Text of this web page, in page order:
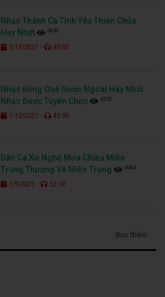
Nhạc Thánh Ca Tình Yêu Thiên Chúa
Hay Nhất
3840
1/13/2021 - 40:00
Nhạc Đồng Quê Nước Ngoài Hay Nhất
Nhạc Được Tuyển Chọn
4238
1/12/2021 - 43:00
Dân Ca Xứ Nghệ Mưa Chiều Miền
Trung Thương Về Miền Trung
4984
1/9/2021 - 52:39
Đọc thêm